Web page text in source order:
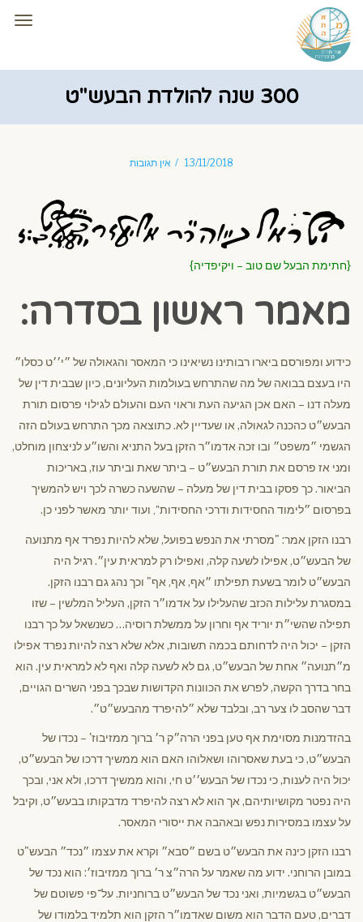
300 שנה להולדת הבעש"ט
13/11/2018 אין תגובות
{חתימת הבעל שם טוב – ויקיפדיה}
מאמר ראשון בסדרה:
כידוע ומפורסם ביארו רבותינו נשיאינו כי המאסר והגאולה של ״י׳׳ט כסלו״
היו בעצם בבואה של מה שהתרחש בעולמות העליונים, כיון שבבית דין של
מעלה דנו – האם אכן הגיעה העת וראוי העם והעולם לגילוי פרסום תורת
הבעש״ט כהכנה לגאולה, או שעדיין לא. כתוצאה מכך התרחש בעולם הזה
הגשמי ״משפט״ ובו זכה אדמו״ר הזקן בעל התניא והשו״ע לניצחון מוחלט,
ומני אז פרסם את תורת הבעש״ט – ביתר שאת וביתר עוז, באריכות
הביאור. כך פסקו בבית דין של מעלה – שהשעה כשרה לכך ויש להמשיך
בפרסום ״לימוד החסידות ודרכי החסידות", ועוד יותר מאשר לפני כן.
רבנו הזקן אמר: "מסרתי את הנפש בפועל, שלא להיות נפרד אף מתנועה
של הבעש״ט, אפילו לשעה קלה, ואפילו רק למראית עין״. רגיל היה
הבעש״ט לומר בשעת תפילתו ״אף, אף, אף" וכך נהג גם רבנו הזקן.
במסגרת עלילות הכזב שהעלילו על אדמו״ר הזקן, העליל המלשין – שזו
תפילה שהשי״ת יוריד אף וחרון על ממשלת רוסיה… כשנשאל על כך רבנו
הזקן – יכול היה לדחותם בכמה תשובות, אלא שלא רצה להיות נפרד אפילו
מ״תנועה״ אחת של הבעש״ט, גם לא לשעה קלה ואף לא למראית עין. הוא
בחר בדרך הקשה, לפרש את הכוונות הקדושות שבכך בפני השרים הגויים,
דבר שהסב לו צער רב, ובלבד שלא ״להיפרד מהבעש״ט״.
בהזדמנות מסוימת אף טען בפני הרה״ק ר׳ ברוך ממזיבוז' – נכדו של
הבעש״ט, כי בעת שאסרוהו ושאלוהו האם הוא ממשיך דרכו של הבעש״ט,
יכול היה לענות, כי נכדו של הבעש׳׳ט חי, והוא ממשיך דרכו, ולא אני, ובכך
היה נפטר מקושיותיהם, אך הוא לא רצה להיפרד מדבקותו בבעש״ט, וקיבל
על עצמו במסירות נפש ובאהבה את ייסורי המאסר.
רבנו הזקן כינה את הבעש״ט בשם ״סבא״ וקרא את עצמו ״נכד״ הבעש"ט
במובן הרוחני. ידוע מה שאמר על הרה״צ ר׳ ברוך ממזיבוז׳: הוא נכד של
הבעש״ט בגשמיות, ואני נכד של הבעש״ט ברוחניות. על־פי פשוטם של
דברים, טעם הדבר הוא משום שאדמו״ר הזקן הוא תלמיד בלמודו של